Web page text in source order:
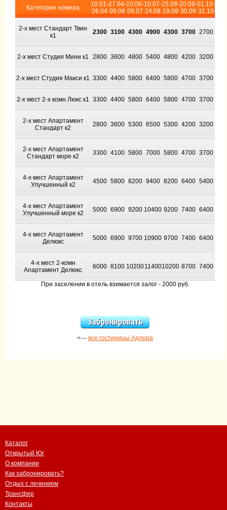
Категория номера
10.01-
26.04
27.04-
09.06
10.06-
09.07
10.07-
24.08
25.08-
19.09
20.09-
30.09
01.10-
31.10
2-х мест Стандарт Твин
к1
2300 3100 4300 4900 4300 3700 2700
2-х мест Студия Мини к1 2800 3600 4800 5400 4800 4200 3200
2-х мест Студия Макси к1 3300 4400 5800 6400 5800 4700 3700
2-х мест 2-х комн Люкс к1 3300 4400 5800 6400 5800 4700 3700
2-х мест Апартамент
Стандарт к2
2800 3600 5300 6500 5300 4200 3200
2-х мест Апартамент
Стандарт море к2
3300 4100 5800 7000 5800 4700 3700
4-х мест Апартамент
Улучшенный к2
4500 5800 8200 9400 8200 6400 5400
4-х мест Апартамент
Улучшенный море к2
5000 6900 9200 10400 9200 7400 6400
4-х мест Апартамент
Делюкс
5000 6900 9700 10900 9700 7400 6400
4-х мест 2-комн
Апартамент Делюкс
6000 8100 102001140010200 8700 7400
При заселении в отель взимается залог - 2000 руб.
<---все гостиницы Адлера
Каталог
Открытый Юг
О компании
Как забронировать?
Отдых с лечением
Трансфер
Контакты